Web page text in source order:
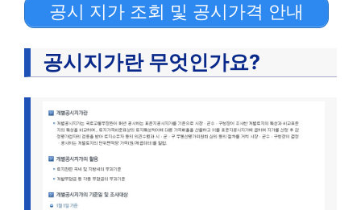
공시 지가 조회 및 공시가격 안내
공시지가란 무엇인가요?